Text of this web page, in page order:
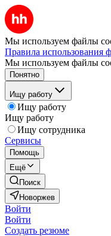
Мы используем файлы
Правила использования
Мы используем файлы
Понятно
Ищу работу
Ищу работу
Ищу работу
Ищу сотрудника
Сервисы
Помощь
Ещё
Поиск
Новоржев
Войти
Войти
Создать резюме